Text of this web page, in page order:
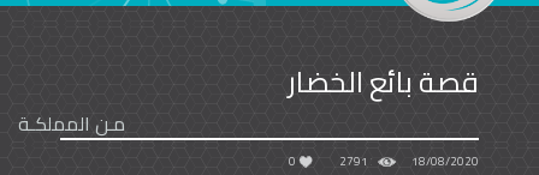
قصة بائع الخضار
مـن المملكـة
18/08/2020
2791
0